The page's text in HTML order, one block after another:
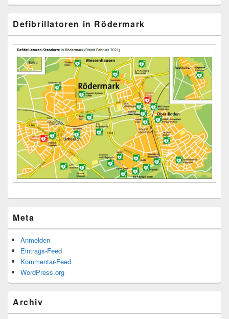
Defibrillatoren in Rödermark
Meta
Anmelden
Eintrags-Feed
Kommentar-Feed
WordPress.org
Archiv